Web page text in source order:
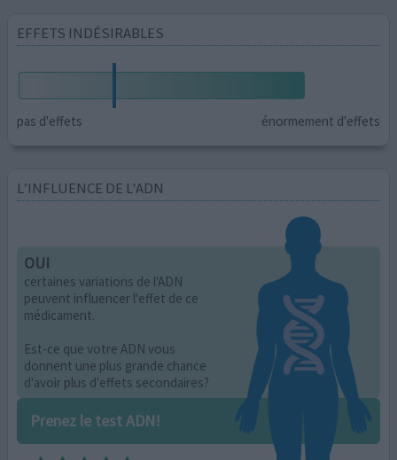
EFFETS INDÉSIRABLES
pas d'effets énormement d'effets
L’INFLUENCE DE L'ADN
OUI
certaines variations de l'ADN
peuvent influencer l'effet de ce
médicament.
Est-ce que votre ADN vous
donnent une plus grande chance
d'avoir plus d'effets secondaires?
Prenez le test ADN!